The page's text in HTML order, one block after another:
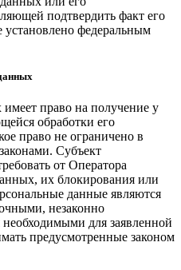
подтвердить факт его
федеральным
право на получение у
обработки его
право не ограничено в
Субъект
от Оператора
их блокирования или
данные являются
незаконно
для заявленной
предусмотренные законом